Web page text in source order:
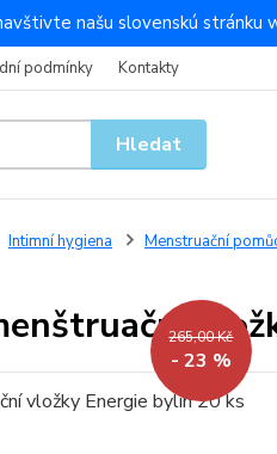
našu slovenskú stránku
podmínky Kontakty
Hledat
Intimní hygiena Menstruační
265,00 Kč
- 23 %